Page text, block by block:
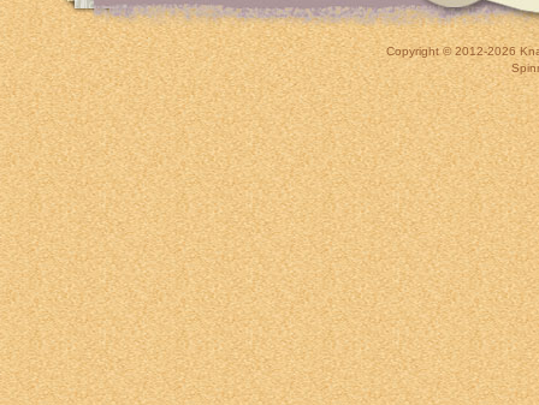
Copyright © 2012-2026